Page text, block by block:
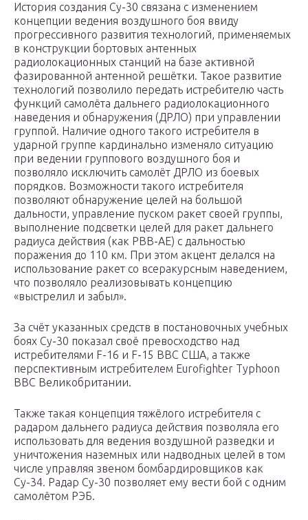
История создания Су-30 связана с изменением
концепции ведения воздушного боя ввиду
прогрессивного развития технологий, применяемых
в конструкции бортовых антенных
радиолокационных станций на базе активной
фазированной антенной решётки. Такое развитие
технологий позволило передать истребителю часть
функций самолёта дальнего радиолокационного
наведения и обнаружения (ДРЛО) при управлении
группой. Наличие одного такого истребителя в
ударной группе кардинально изменяло ситуацию
при ведении группового воздушного боя и
позволяло исключить самолёт ДРЛО из боевых
порядков. Возможности такого истребителя
позволяют обнаружение целей на большой
дальности, управление пуском ракет своей группы,
выполнение подсветки целей для ракет дальнего
радиуса действия (как РВВ-АЕ) с дальностью
поражения до 110 км. При этом акцент делался на
использование ракет со всеракурсным наведением,
что позволяло реализовывать концепцию
«выстрелил и забыл».
За счёт указанных средств в постановочных учебных
боях Су-30 показал своё превосходство над
истребителями F-16 и F-15 ВВС США, а также
перспективным истребителем Eurofighter Typhoon
ВВС Великобритании.
Также такая концепция тяжёлого истребителя с
радаром дальнего радиуса действия позволяла его
использовать для ведения воздушной разведки и
уничтожения наземных или надводных целей в том
числе управляя звеном бомбардировщиков как
Су-34. Радар Су-30 позволяет ему вести бой с одним
самолётом РЭБ.